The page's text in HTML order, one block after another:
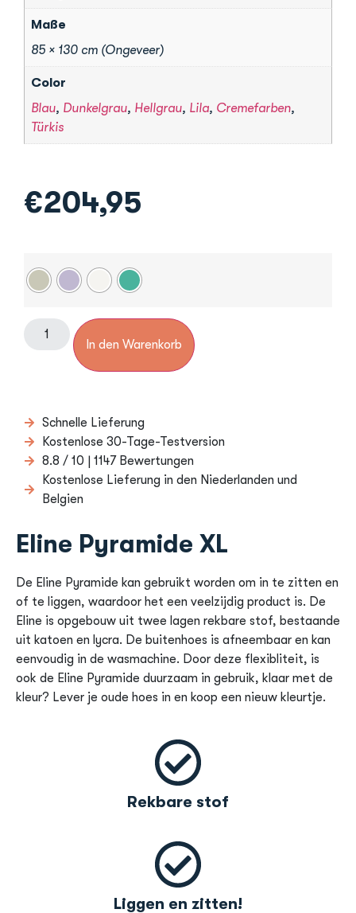
Maße
85 × 130 cm (Ongeveer)
Color
Blau, Dunkelgrau, Hellgrau, Lila, Cremefarben,
Türkis
€204,95
In den Warenkorb
Schnelle Lieferung
Kostenlose 30-Tage-Testversion
8.8 / 10 | 1147 Bewertungen
Kostenlose Lieferung in den Niederlanden und
Belgien
Eline Pyramide XL
De Eline Pyramide kan gebruikt worden om in te zitten en
of te liggen, waardoor het een veelzijdig product is. De
Eline is opgebouw uit twee lagen rekbare stof, bestaande
uit katoen en lycra. De buitenhoes is afneembaar en kan
eenvoudig in de wasmachine. Door deze flexibliteit, is
ook de Eline Pyramide duurzaam in gebruik, klaar met de
kleur? Lever je oude hoes in en koop een nieuw kleurtje.
Rekbare stof
Liggen en zitten!